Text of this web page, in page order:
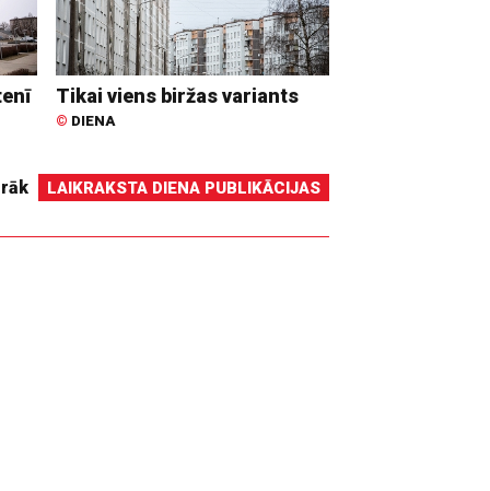
Tikai viens biržas variants
© DIENA
LAIKRAKSTA DIENA PUBLIKĀCIJAS